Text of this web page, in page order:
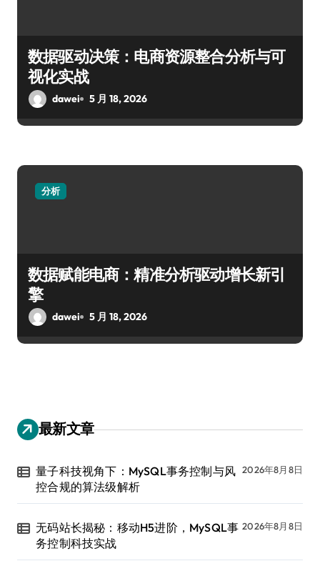
数据驱动决策：电商资源整合分析与可
视化实战
dawei 5 月 18, 2026
分析
数据赋能电商：精准分析驱动增长新引
擎
dawei 5 月 18, 2026
最新文章
量子科技视角下：MySQL事务控制与风
控合规的算法级解析
2026年8月8日
无码站长揭秘：移动H5进阶，MySQL事
务控制科技实战
2026年8月8日